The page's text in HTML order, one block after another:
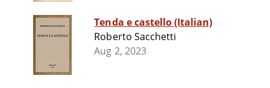
Tenda e castello (Italian)
Roberto Sacchetti
Aug 2, 2023